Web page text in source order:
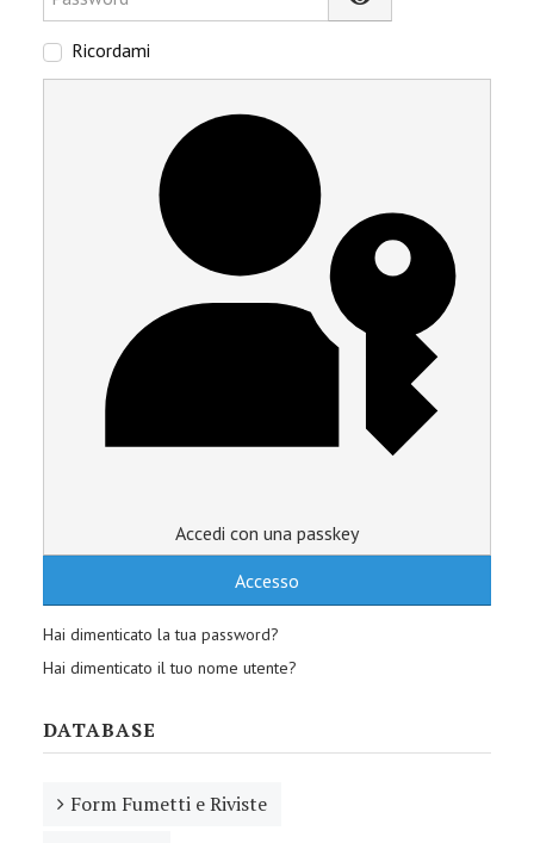
Mostra password
Ricordami
Accedi con una passkey
Accesso
Hai dimenticato la tua password?
Hai dimenticato il tuo nome utente?
DATABASE
Form Fumetti e Riviste